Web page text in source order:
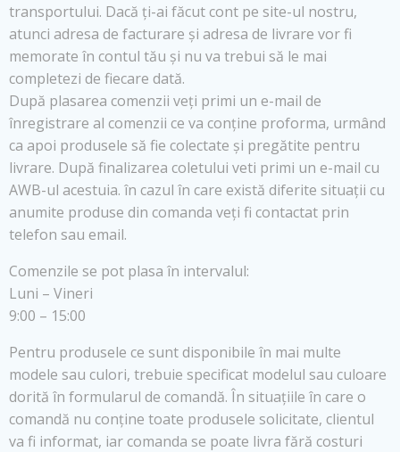
transportului. Dacă ți-ai făcut cont pe site-ul nostru,
atunci adresa de facturare și adresa de livrare vor fi
memorate în contul tău și nu va trebui să le mai
completezi de fiecare dată.
După plasarea comenzii veți primi un e-mail de
înregistrare al comenzii ce va conține proforma, urmând
ca apoi produsele să fie colectate și pregătite pentru
livrare. După finalizarea coletului veti primi un e-mail cu
AWB-ul acestuia. în cazul în care există diferite situații cu
anumite produse din comanda veți fi contactat prin
telefon sau email.
Comenzile se pot plasa în intervalul:
Luni – Vineri
9:00 – 15:00
Pentru produsele ce sunt disponibile în mai multe
modele sau culori, trebuie specificat modelul sau culoare
dorită în formularul de comandă. În situațiile în care o
comandă nu conține toate produsele solicitate, clientul
va fi informat, iar comanda se poate livra fără costuri